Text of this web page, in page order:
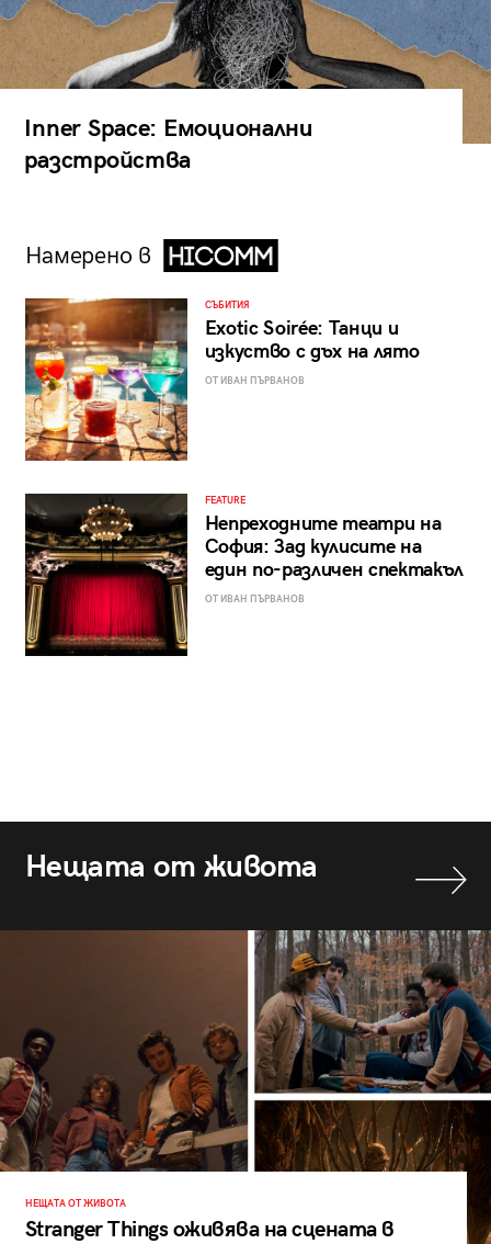
Inner Space: Емоционални
разстройства
Намерено в
СЪБИТИЯ
Exotic Soirée: Танци и
изкуство с дъх на лято
ОТ ИВАН ПЪРВАНОВ
FEATURE
Непреходните театри на
София: Зад кулисите на
един по-различен спектакъл
ОТ ИВАН ПЪРВАНОВ
Нещата от живота
НЕЩАТА ОТ ЖИВОТА
Stranger Things оживява на сцената в